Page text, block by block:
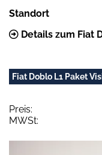
Standort
Details zum Fiat
Fiat Doblo L1 Paket
Preis:
MWSt: